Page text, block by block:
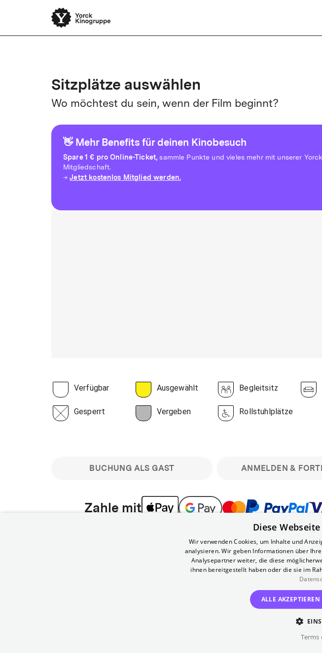
Sitzplätze auswählen
Wo möchtest du sein, wenn der Film beginnt?
👋 Mehr Benefits für deinen Kinobesuch
Spare1 € pro Online-Ticket, sammle Punkte und vieles mehr mit unserer Yorck
Mitgliedschaft.
→Jetzt kostenlos Mitglied werden.
Verfügbar Ausgewählt Begleitsitz
Gesperrt Vergeben Rollstuhlplätze
BUCHUNG ALS GAST ANMELDEN &
Zahle mit
Bitte beachte: Gastbuchungen sind nicht stornierbar. Registriere dich
min vor Filmbeginn stornierbare Tickets für reguläre Vorstellungen.
Melde dich an, um deine Benefits nutzen zu können.
Nur sofern du die Buchung angemeldet mit einem kostenlosen Yorck-
Diese
Wir verwenden Cookies, um Inhalte und
analysieren. Wir geben Informationen über
Analysepartner weiter, die diese
ihnen bereitgestellt haben oder die sie im
ALLE AKZEPTIEREN
Terms